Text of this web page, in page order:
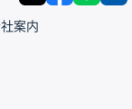
社案内